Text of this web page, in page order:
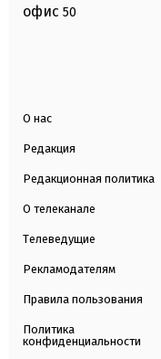
офис 50
О нас
Редакция
Редакционная политика
О телеканале
Телеведущие
Рекламодателям
Правила пользования
Политика
конфиденциальности